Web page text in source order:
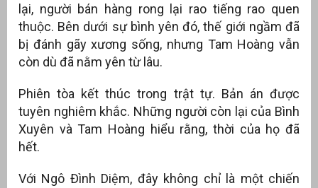
lại, người bán hàng rong lại rao tiếng rao quen
thuộc. Bên dưới sự bình yên đó, thế giới ngầm đã
bị đánh gãy xương sống, nhưng Tam Hoàng vẫn
còn dù đã nằm yên từ lâu.
Phiên tòa kết thúc trong trật tự. Bản án được
tuyên nghiêm khắc. Những người còn lại của Bình
Xuyên và Tam Hoàng hiểu rằng, thời của họ đã
hết.
Với Ngô Đình Diệm, đây không chỉ là một chiến